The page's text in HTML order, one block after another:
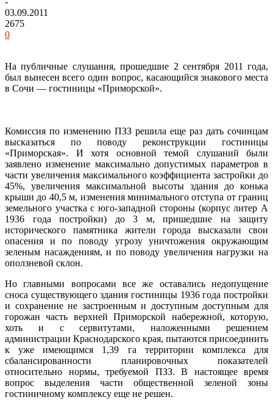
03.09.2011
2675
0
На публичные слушания, прошедшие 2 сентября 2011 года,
был вынесен всего один вопрос, касающийся знакового места
в Сочи — гостиницы «Приморской».
Комиссия по изменению ПЗЗ решила еще раз дать сочинцам
высказаться по поводу реконструкции гостиницы
«Приморская». И хотя основной темой слушаний были
заявлено изменение максимально допустимых параметров в
части увеличения максимального коэффициента застройки до
45%, увеличения максимальной высоты здания до конька
крыши до 40,5 м, изменения минимального отступа от границ
земельного участка с юго-западной стороны (корпус литер А
1936 года постройки) до 3 м, пришедшие на защиту
исторического памятника жители города высказали свои
опасения и по поводу угрозу уничтожения окружающим
зеленым насаждениям, и по поводу увеличения нагрузки на
оползневой склон.
Но главными вопросами все же оставались недопущение
сноса существующего здания гостиницы 1936 года постройки
и сохранение не застроенным и доступным доступным для
горожан часть верхней Приморской набережной, которую,
хоть и с сервитутами, наложенными решением
администрации Краснодарского края, пытаются присоединить
к уже имеющимся 1,39 га территории комплекса для
сбалансированности планировочных показателей
относительно нормы, требуемой ПЗЗ. В настоящее время
вопрос выделения части общественной зеленой зоны
гостиничному комплексу еще не решен.